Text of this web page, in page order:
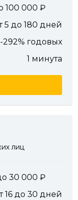
100 000
5 до 180 дней
292% годовых
1 минута
лиц
30 000
16 до 30 дней